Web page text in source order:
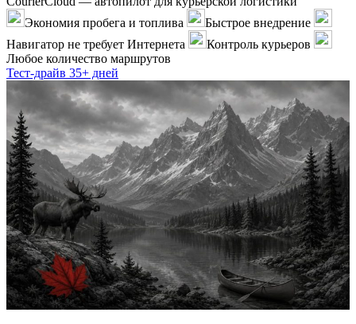
Экономия пробега и топлива
Быстрое внедрение
Навигатор не требует Интернета
Контроль курьеров
Любое количество маршрутов
Тест-драйв 35+ дней